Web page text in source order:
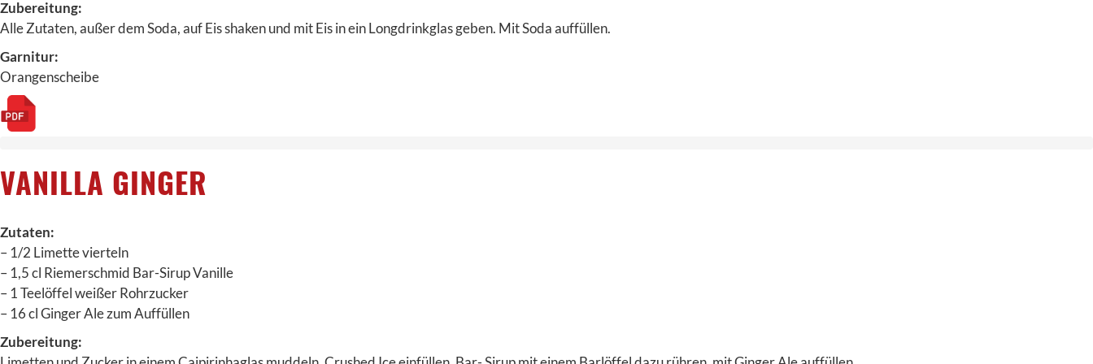
Zubereitung:
Alle Zutaten, außer dem Soda, auf Eis shaken und mit Eis in ein Longdrinkglas geben. Mit Soda auffüllen.
Garnitur:
Orangenscheibe
VANILLA GINGER
Zutaten:
– 1/2 Limette vierteln
– 1,5 cl Riemerschmid Bar-Sirup Vanille
– 1 Teelöffel weißer Rohrzucker
– 16 cl Ginger Ale zum Auffüllen
Zubereitung: